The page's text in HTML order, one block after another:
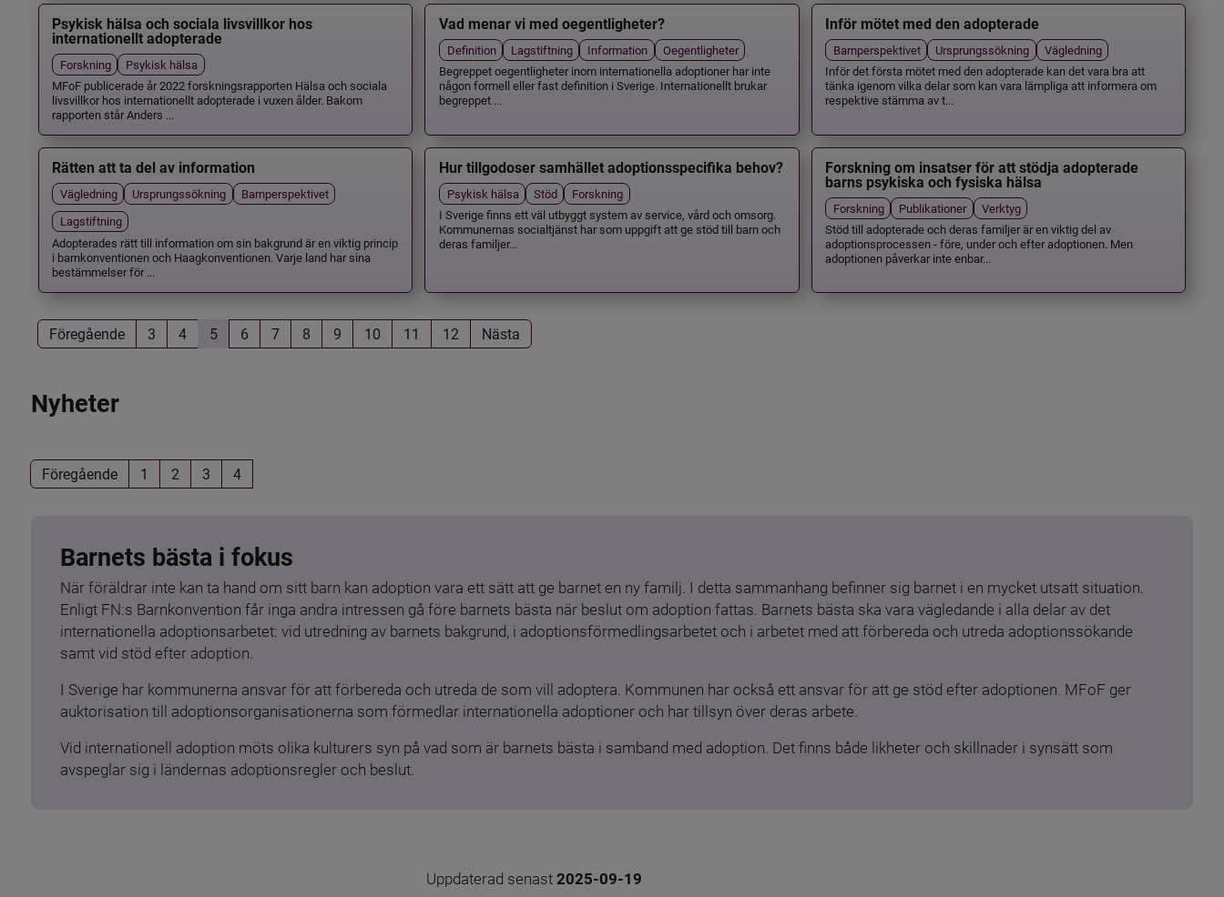
Psykisk hälsa och sociala livsvillkor hos
internationellt adopterade
Forskning
Psykisk hälsa
MFoF publicerade år 2022 forskningsrapporten Hälsa och sociala
livsvillkor hos internationellt adopterade i vuxen ålder. Bakom
rapporten står Anders ...
Vad menar vi med oegentligheter?
Definition Lagstiftning Information
Oegentligheter
Begreppet oegentligheter inom internationella adoptioner har inte
någon formell eller fast definition i Sverige. Internationellt brukar
begreppet ...
Inför mötet med den adopterade
Barnperspektivet Ursprungssökning
Vägledning
Inför det första mötet med den adopterade kan det vara bra att
tänka igenom vilka delar som kan vara lämpliga att informera om
respektive stämma av t...
Rätten att ta del av information
Vägledning Ursprungssökning
Barnperspektivet
Lagstiftning
Adopterades rätt till information om sin bakgrund är en viktig princip
i barnkonventionen och Haagkonventionen. Varje land har sina
bestämmelser för ...
Hur tillgodoser samhället adoptionsspecifika behov?
Psykisk hälsa Stöd
Forskning
I Sverige finns ett väl utbyggt system av service, vård och omsorg.
Kommunernas socialtjänst har som uppgift att ge stöd till barn och
deras familjer...
Forskning om insatser för att stödja adopterade
barns psykiska och fysiska hälsa
Forskning Publikationer
Verktyg
Stöd till adopterade och deras familjer är en viktig del av
adoptionsprocessen - före, under och efter adoptionen. Men
adoptionen påverkar inte enbar...
Föregående 3 4 5 6 7 8 9 10 11 12 Nästa
Nyheter
Föregående 1 2 3 4
Barnets bästa i fokus
När föräldrar inte kan ta hand om sitt barn kan adoption vara ett sätt att ge barnet en ny familj. I detta sammanhang befinner sig barnet i en mycket utsatt situation.
Enligt FN:s Barnkonvention får inga andra intressen gå före barnets bästa när beslut om adoption fattas. Barnets bästa ska vara vägledande i alla delar av det
internationella adoptionsarbetet: vid utredning av barnets bakgrund, i adoptionsförmedlingsarbetet och i arbetet med att förbereda och utreda adoptionssökande
samt vid stöd efter adoption.
I Sverige har kommunerna ansvar för att förbereda och utreda de som vill adoptera. Kommunen har också ett ansvar för att ge stöd efter adoptionen. MFoF ger
auktorisation till adoptionsorganisationerna som förmedlar internationella adoptioner och har tillsyn över deras arbete.
Vid internationell adoption möts olika kulturers syn på vad som är barnets bästa i samband med adoption. Det finns både likheter och skillnader i synsätt som
avspeglar sig i ländernas adoptionsregler och beslut.
Uppdaterad senast 2025-09-19